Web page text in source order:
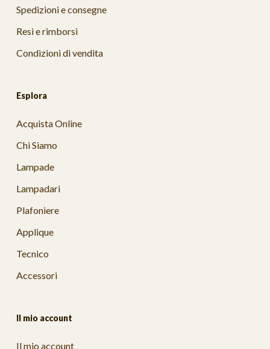
Spedizioni e consegne
Resi e rimborsi
Condizioni di vendita
Esplora
Acquista Online
Chi Siamo
Lampade
Lampadari
Plafoniere
Applique
Tecnico
Accessori
Il mio account
Il mio account